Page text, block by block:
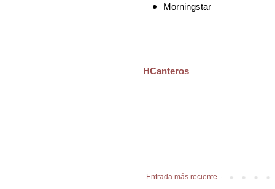
Morningstar
HCanteros
Entrada más reciente